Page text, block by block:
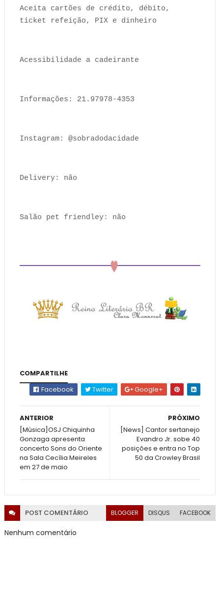
Aceita cartões de crédito, débito,
ticket refeição, PIX e dinheiro
Acessibilidade a cadeirante
Informações: 21.97978-4353
Instagram: @sobradodacidade
Delivery: não
Salão pet friendley: não
COMPARTILHE
Facebook
Twitter Google+
PRÓXIMO
[News] Cantor sertanejo
Evandro Jr. sobe 40
posições e entra no Top
50 da Crowley Brasil
ANTERIOR
[Música]OSJ Chiquinha
Gonzaga apresenta
concerto Sons do Oriente
na Sala Cecília Meireles
em 27 de maio
POST COMENTÁRIO BLOGGER DISQUS FACEBOOK
Nenhum comentário